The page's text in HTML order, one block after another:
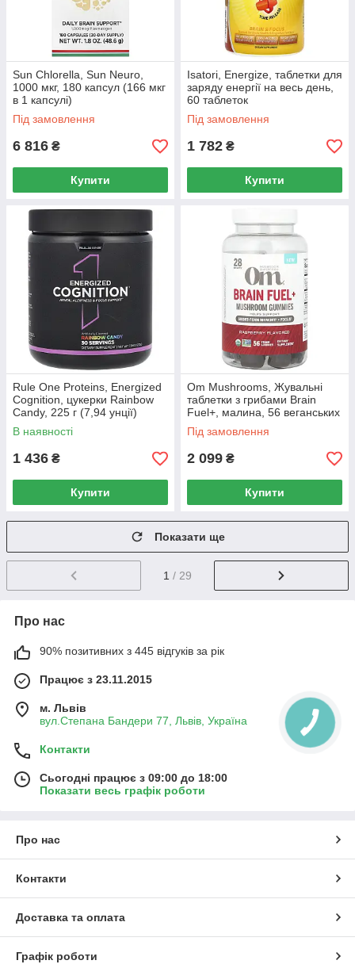
Sun Chlorella, Sun Neuro,
1000 мкг, 180 капсул (166 мкг
в 1 капсулі)
Під замовлення
6 816 ₴
Купити
Isatori, Energize, таблетки для
заряду енергії на весь день,
60 таблеток
Під замовлення
1 782 ₴
Купити
Rule One Proteins, Energized
Cognition, цукерки Rainbow
Candy, 225 г (7,94 унції)
В наявності
1 436 ₴
Купити
Om Mushrooms, Жувальні
таблетки з грибами Brain
Fuel+, малина, 56 веганських
жувальних таблеток
Під замовлення
2 099 ₴
Купити
Показати ще
1 / 29
Про нас
90% позитивних з 445 відгуків за рік
Працює з 23.11.2015
м. Львів
вул.Степана Бандери 77, Львів, Україна
Контакти
Сьогодні працює з 09:00 до 18:00
Показати весь графік роботи
Про нас
Контакти
Доставка та оплата
Графік роботи